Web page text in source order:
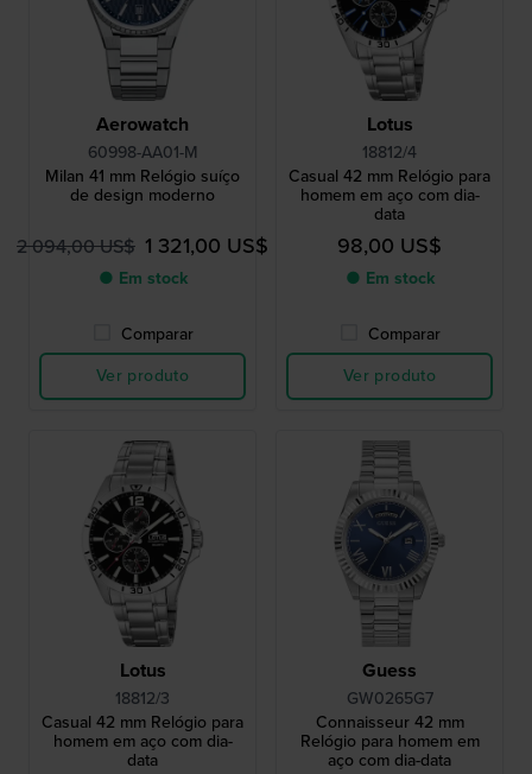
Aerowatch
60998-AA01-M
Milan 41 mm Relógio suíço
de design moderno
2 094,00 US$ 1 321,00 US$
● Em stock
Comparar
Ver produto
Lotus
18812/4
Casual 42 mm Relógio para
homem em aço com dia-
data
98,00 US$
● Em stock
Comparar
Ver produto
Lotus
18812/3
Casual 42 mm Relógio para
homem em aço com dia-
data
Guess
GW0265G7
Connaisseur 42 mm
Relógio para homem em
aço com dia-data